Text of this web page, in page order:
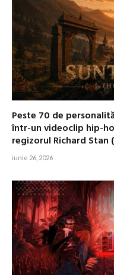
Peste 70 de
într-un videoclip hip-
regizorul Richard Stan
iunie 26, 2026